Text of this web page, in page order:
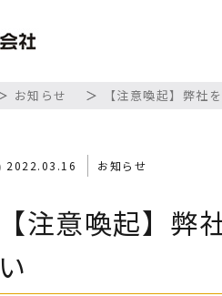
お知らせ 【注意喚起】弊社
2022.03.16 お知らせ
【注意喚起】
い